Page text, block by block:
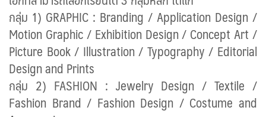
กลุ่ม 1) GRAPHIC : Branding / Application Design /
Motion Graphic / Exhibition Design / Concept Art /
Picture Book / Illustration / Typography / Editorial
Design and Prints
กลุ่ม 2) FASHION : Jewelry Design / Textile /
Fashion Brand / Fashion Design / Costume and